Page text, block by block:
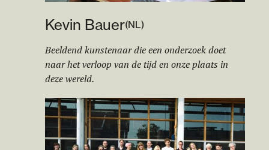
Kevin Bauer(NL)
Beeldend kunstenaar die een onderzoek doet
naar het verloop van de tijd en onze plaats in
deze wereld.